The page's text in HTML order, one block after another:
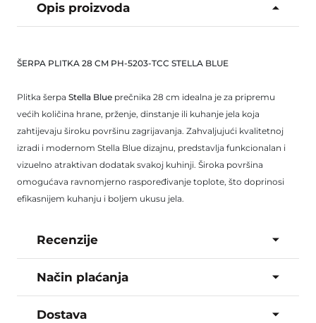
Opis proizvoda
ŠERPA PLITKA 28 CM PH-5203-TCC STELLA BLUE
Plitka šerpa Stella Blue prečnika 28 cm idealna je za pripremu
većih količina hrane, prženje, dinstanje ili kuhanje jela koja
zahtijevaju široku površinu zagrijavanja. Zahvaljujući kvalitetnoj
izradi i modernom Stella Blue dizajnu, predstavlja funkcionalan i
vizuelno atraktivan dodatak svakoj kuhinji. Široka površina
omogućava ravnomjerno raspoređivanje toplote, što doprinosi
efikasnijem kuhanju i boljem ukusu jela.
Recenzije
Način plaćanja
Dostava